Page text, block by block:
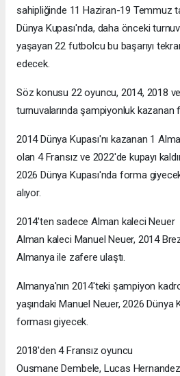
sahipliğinde 11 Haziran-19 Temmuz
Dünya Kupası'nda, daha önceki
yaşayan 22 futbolcu bu başarıyı
edecek.
Söz konusu 22 oyuncu, 2014, 2018
turnuvalarında şampiyonluk
2014 Dünya Kupası'nı kazanan 1
olan 4 Fransız ve 2022'de kupayı
2026 Dünya Kupası'nda forma
alıyor.
2014'ten sadece Alman kaleci Neuer
Alman kaleci Manuel Neuer, 2014
Almanya ile zafere ulaştı.
Almanya'nın 2014'teki şampiyon
yaşındaki Manuel Neuer, 2026 Dünya
forması giyecek.
2018'den 4 Fransız oyuncu
Ousmane Dembele, Lucas